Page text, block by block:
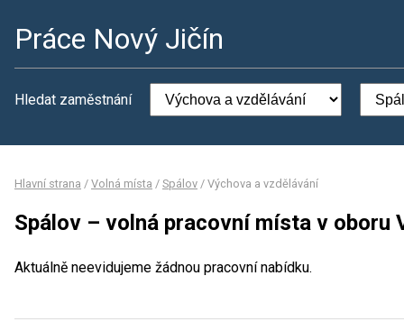
Práce Nový Jičín
Hledat zaměstnání
Hlavní strana / Volná místa / Spálov / Výchova a vzdělávání
Spálov – volná pracovní místa v oboru
Aktuálně neevidujeme žádnou pracovní nabídku.